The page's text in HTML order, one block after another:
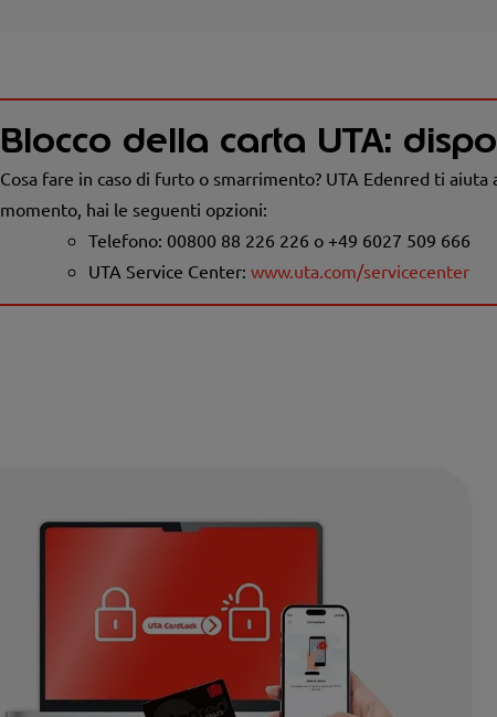
Blocco della carta UTA:
Cosa fare in caso di furto o smarrimento? UTA Edenred ti
momento, hai le seguenti opzioni:
Telefono: 00800 88 226 226 o +49 6027 509 666
UTA Service Center: www.uta.com/servicecenter